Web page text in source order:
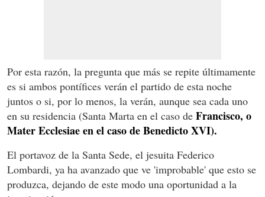
Por esta razón, la pregunta que más se repite últimamente
es si ambos pontífices verán el partido de esta noche
juntos o si, por lo menos, la verán, aunque sea cada uno
en su residencia (Santa Marta en el caso de Francisco, o
Mater Ecclesiae en el caso de Benedicto XVI).
El portavoz de la Santa Sede, el jesuita Federico
Lombardi, ya ha avanzado que ve 'improbable' que esto se
produzca, dejando de este modo una oportunidad a la